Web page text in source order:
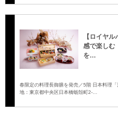
【ロイヤ
感で楽しむ
を…
春限定の料理長御膳を発売／5階 日本料理
地：東京都中央区日本橋蛎殻町2-…